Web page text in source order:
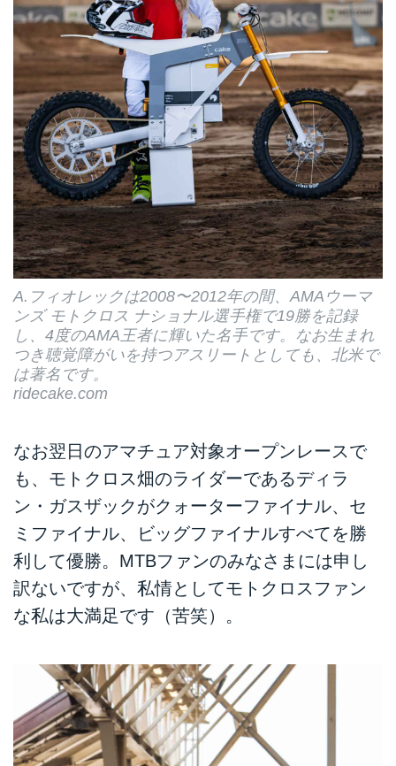
A.フィオレックは2008〜2012年の間、AMAウーマ
ンズ モトクロス ナショナル選手権で19勝を記録
し、4度のAMA王者に輝いた名手です。なお生まれ
つき聴覚障がいを持つアスリートとしても、北米で
は著名です。
ridecake.com
なお翌日のアマチュア対象オープンレースで
も、モトクロス畑のライダーであるディラ
ン・ガスザックがクォーターファイナル、セ
ミファイナル、ビッグファイナルすべてを勝
利して優勝。MTBファンのみなさまには申し
訳ないですが、私情としてモトクロスファン
な私は大満足です（苦笑）。